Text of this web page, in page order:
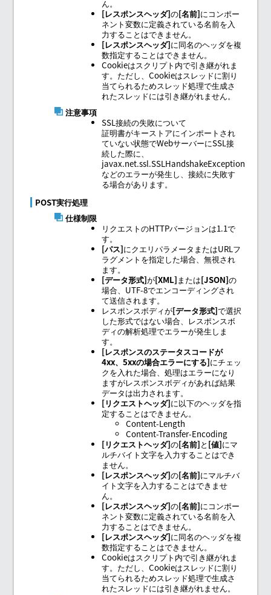
ん。
レスポンスヘッダ の 名前 にコンポー
ネント変数に定義されている名前を入
力することはできません。
レスポンスヘッダ に同名のヘッダを複
数指定することはできません。
Cookieはスクリプト内で引き継がれま
す。ただし、Cookieはスレッドに割り
当てられるためスレッド処理で生成さ
れたスレッドには引き継がれません。
注意事項
SSL接続の失敗について
証明書がキーストアにインポートされ
ていない状態でWebサーバーにSSL接
続した際に、
javax.net.ssl.SSLHandshakeException
などのエラーが発生し、接続に失敗す
る場合があります。
POST実行処理
仕様制限
リクエストのHTTPバージョンは1.1で
す。
パス にクエリパラメータまたはURLフ
ラグメントを指定した場合、無視され
ます。
データ形式 が XML または JSON の
場合、UTF-8でエンコーディングされ
て送信されます。
レスポンスボディが データ形式 で選択
した形式ではない場合、レスポンスボ
ディの解析処理でエラーが発生しま
す。
レスポンスのステータスコードが
4xx、5xxの場合エラーにする にチェッ
クを入れた場合、処理はエラーになり
ますがレスポンスボディがあれば結果
データは出力されます。
リクエストヘッダ に以下のヘッダを指
定することはできません。
Content-Length
Content-Transfer-Encoding
リクエストヘッダ の 名前 と 値 にマ
ルチバイト文字を入力することはでき
ません。
レスポンスヘッダ の 名前 にマルチバ
イト文字を入力することはできませ
ん。
レスポンスヘッダ の 名前 にコンポー
ネント変数に定義されている名前を入
力することはできません。
レスポンスヘッダ に同名のヘッダを複
数指定することはできません。
Cookieはスクリプト内で引き継がれま
す。ただし、Cookieはスレッドに割り
当てられるためスレッド処理で生成さ
れたスレッドには引き継がれません。